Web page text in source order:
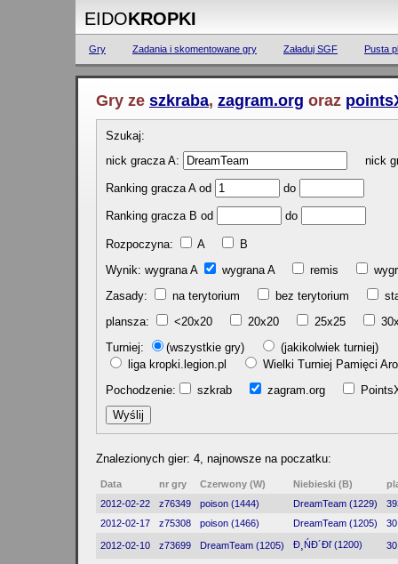
EIDOKROPKI
Gry Zadania i skomentowane gry Załaduj SGF Pusta
Gry ze szkraba, zagram.org oraz
Szukaj:
nick gracza A:
nick
Ranking gracza A od do
Ranking gracza B od do
Rozpoczyna: A
B
Wynik: wygrana A
wygrana A remis
Zasady:
na terytorium bez terytorium
plansza:
<20x20 20x20 25x25
Turniej:
(wszystkie gry)
(jakikolwiek turniej)
liga kropki.legion.pl
Wielki Turniej Pamięci
Pochodzenie:
szkrab zagram.org
Znalezionych gier: 4, najnowsze na poczatku:
Data nr gry Czerwony (W) Niebieski (B)
2012-02-22
z76349 poison (1444) DreamTeam (1229)
2012-02-17
z75308 poison (1466) DreamTeam (1205) 30
2012-02-10 z73699 DreamTeam (1205) Đ¸ŃĐ´Đľ (1200) 30